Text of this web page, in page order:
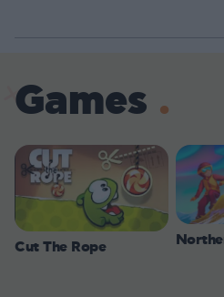
Games
Cut The Rope